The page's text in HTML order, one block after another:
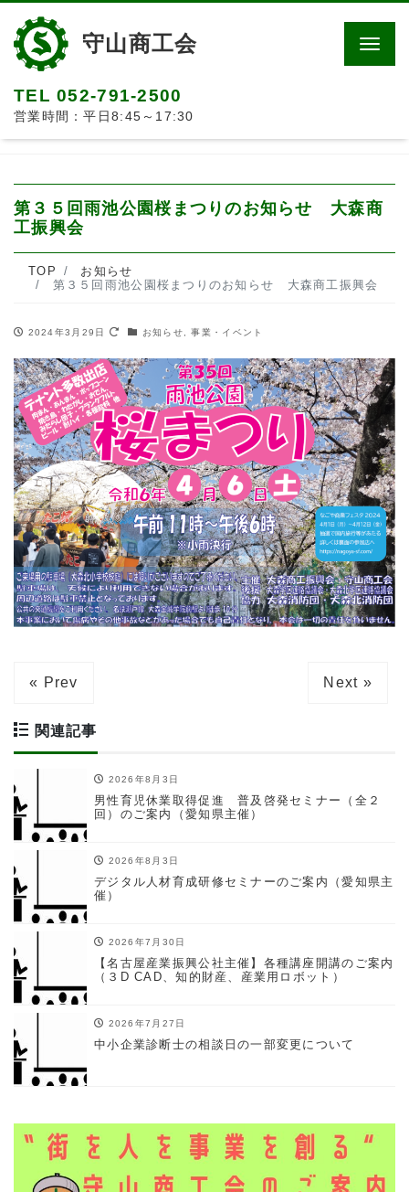
守山商工会
TEL 052-791-2500
営業時間：平日8:45～17:30
第３５回雨池公園桜まつりのお知らせ 大森商
工振興会
TOP
お知らせ
第３５回雨池公園桜まつりのお知らせ 大森商工振興会
2024年3月29日 お知らせ ,事業・イベント
« Prev Next »
関連記事
2026年8月3日
男性育児休業取得促進 普及啓発セミナー（全２
回）のご案内（愛知県主催）
2026年8月3日
デジタル人材育成研修セミナーのご案内（愛知県主
催）
2026年7月30日
【名古屋産業振興公社主催】各種講座開講のご案内
（３D CAD、知的財産、産業用ロボット）
2026年7月27日
中小企業診断士の相談日の一部変更について